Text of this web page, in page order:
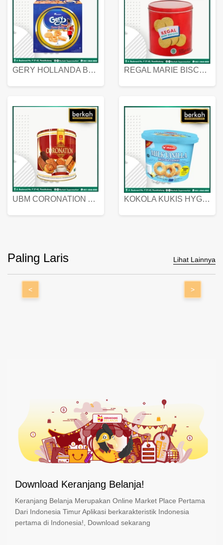
GERY HOLLANDA BUTTER COOKIES 450 GRAM REGAL MARIE BISCUIT KALENG 550 GRAM
UBM CORONATION ASSORTED BISKUIT KALENG 450 GRAM KOKOLA KUKIS HYGIENIC MILK VANILLA PACK 320 GR
Paling Laris Lihat Lainnya
< >
Download Keranjang Belanja!
Keranjang Belanja Merupakan Online Market Place Pertama
Dari Indonesia Timur Aplikasi berkarakteristik Indonesia
pertama di Indonesia!, Download sekarang